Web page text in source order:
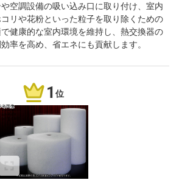
空調設備の吸い込み口に取り付け、室内
リや花粉といった粒子を取り除くための
健康的な室内環境を維持し、熱交換器の
率を高め、省エネにも貢献します。
1 位